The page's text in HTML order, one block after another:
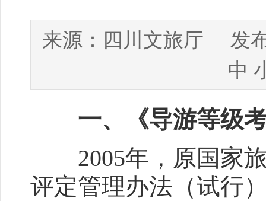
来源： 四川文旅厅 发
中
一、《导游等级
2005年，原国家旅
评定管理办法（试行